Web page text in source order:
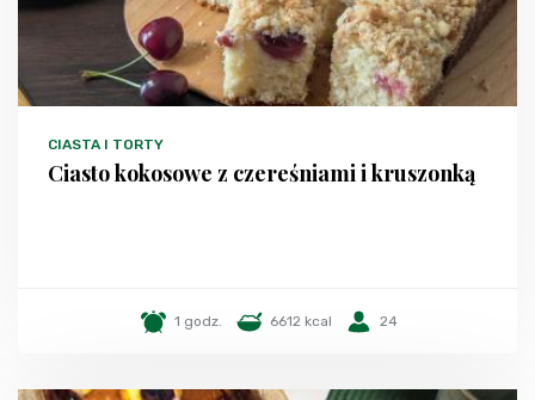
CIASTA I TORTY
Ciasto kokosowe z czereśniami i kruszonką
1 godz. 6612 kcal 24